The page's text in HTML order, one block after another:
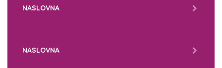
NASLOVNA
NASLOVNA